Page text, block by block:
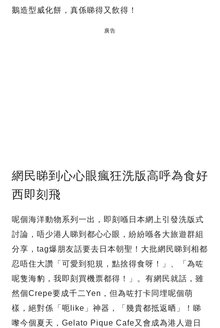
鵝造型威化餅，真係睇得又飲得！
廣告
網民睇到心心眼瘋狂洗版高呼為食好
西即刻飛
呢個海洋動物系列一出，即刻喺日本網上引發洗版式
討論，唔少港人睇到都心心眼，紛紛喺各大旅遊群組
分享，tag爆朋友話要去日本朝聖！大批網民睇到相都
忍唔住大讚「可愛到犯規，點捨得食呀！」、「為咗
呢隻海豹，我即刻買機票都得！」。有網民就話，雖
然個Crepe要成千二Yen，但為咗打卡同埋呢個萌
樣，絕對係「呃like」神器，「幾貴都抵返晒」！睇
嚟今個夏天，Gelato Pique Cafe又會成為港人遊日